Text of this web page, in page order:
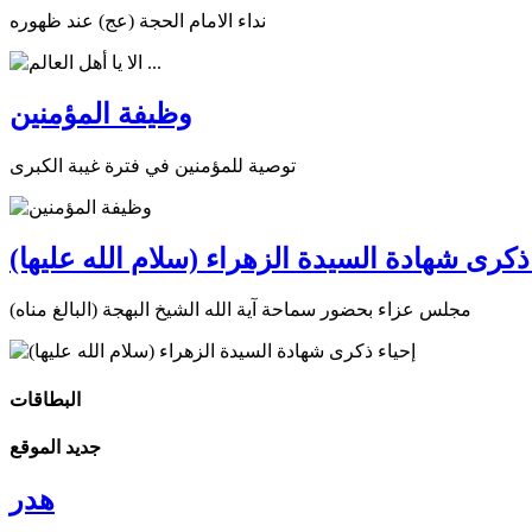
نداء الامام الحجة (عج) عند ظهوره
وظيفة المؤمنين
توصية للمؤمنين في فترة غيبة الكبرى
ذكرى شهادة السيدة الزهراء (سلام الله عليها)
مجلس عزاء بحضور سماحة آية الله الشيخ البهجة (البالغ مناه)
البطاقات
جديد الموقع
هدر